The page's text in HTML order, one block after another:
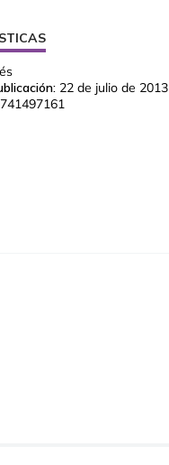
22 de julio de 2013